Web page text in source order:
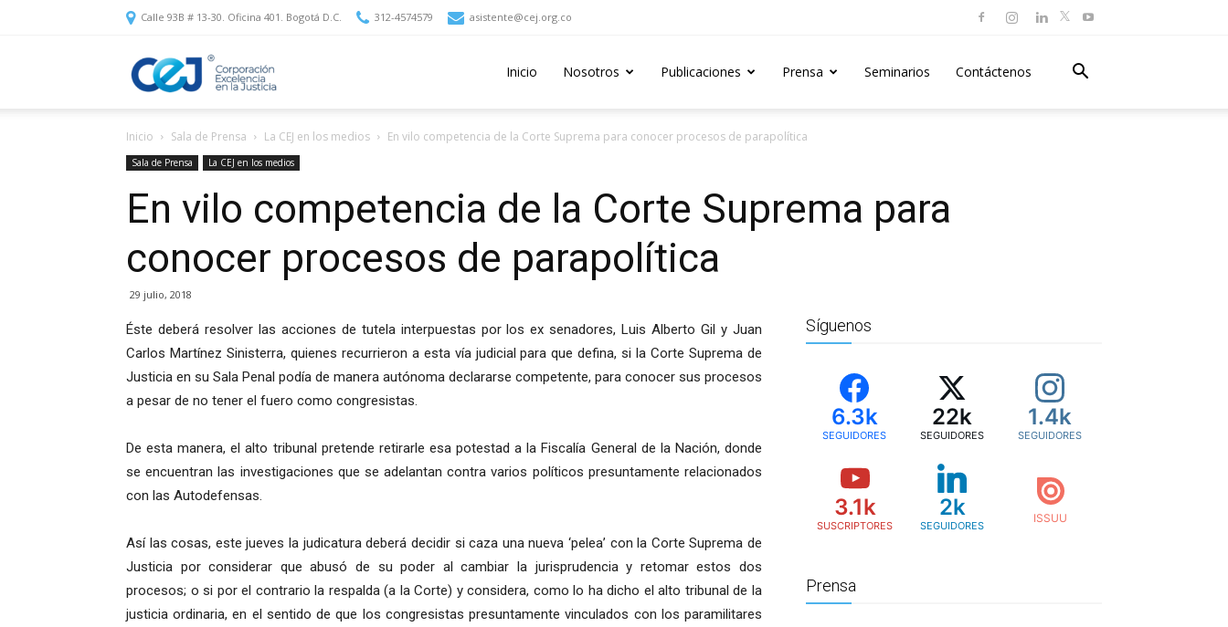
Calle 93B # 13-30. Oficina 401. Bogotá D.C. 312-4574579 asistente@cej.org.co
Excelencia
en
Justicia
Inicio Nosotros Publicaciones Prensa Seminarios Contáctenos
Inicio Sala de Prensa La CEJ en los medios En vilo competencia de la Corte Suprema para conocer procesos de parapolítica
Sala de Prensa La CEJ en los medios
En vilo competencia de la Corte Suprema para
conocer procesos de parapolítica
29 julio, 2018
Éste deberá resolver las acciones de tutela interpuestas por los ex senadores, Luis Alberto Gil y Juan
Carlos Martínez Sinisterra, quienes recurrieron a esta vía judicial para que defina, si la Corte Suprema de
Justicia en su Sala Penal podía de manera autónoma declararse competente, para conocer sus procesos
a pesar de no tener el fuero como congresistas.
De esta manera, el alto tribunal pretende retirarle esa potestad a la Fiscalía General de la Nación, donde
se encuentran las investigaciones que se adelantan contra varios políticos presuntamente relacionados
con las Autodefensas.
Así las cosas, este jueves la judicatura deberá decidir si caza una nueva ‘pelea’ con la Corte Suprema de
Justicia por considerar que abusó de su poder al cambiar la jurisprudencia y retomar estos dos
procesos; o si por el contrario la respalda (a la Corte) y considera, como lo ha dicho el alto tribunal de la
justicia ordinaria, en el sentido de que los congresistas presuntamente vinculados con los paramilitares
Síguenos
6.3k
SEGUIDORES
22k
SEGUIDORES
1.4k
SEGUIDORES
3.1k
SUSCRIPTORES
2k
SEGUIDORES
Prensa